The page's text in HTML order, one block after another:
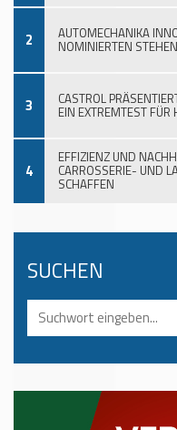
2 AUTOMECHANIKA
NOMINIERTEN
3 CASTROL
EIN EXTREMTEST FÜR
4
EFFIZIENZ UND
CARROSSERIE- UND
SCHAFFEN
SUCHEN